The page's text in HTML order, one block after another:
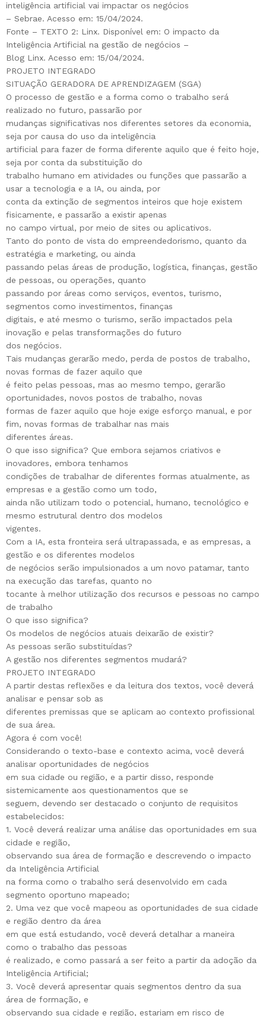
inteligência artificial vai impactar os negócios
– Sebrae. Acesso em: 15/04/2024.
Fonte – TEXTO 2: Linx. Disponível em: O impacto da
Inteligência Artificial na gestão de negócios –
Blog Linx. Acesso em: 15/04/2024.
PROJETO INTEGRADO
SITUAÇÃO GERADORA DE APRENDIZAGEM (SGA)
O processo de gestão e a forma como o trabalho será
realizado no futuro, passarão por
mudanças significativas nos diferentes setores da economia,
seja por causa do uso da inteligência
artificial para fazer de forma diferente aquilo que é feito hoje,
seja por conta da substituição do
trabalho humano em atividades ou funções que passarão a
usar a tecnologia e a IA, ou ainda, por
conta da extinção de segmentos inteiros que hoje existem
fisicamente, e passarão a existir apenas
no campo virtual, por meio de sites ou aplicativos.
Tanto do ponto de vista do empreendedorismo, quanto da
estratégia e marketing, ou ainda
passando pelas áreas de produção, logística, finanças, gestão
de pessoas, ou operações, quanto
passando por áreas como serviços, eventos, turismo,
segmentos como investimentos, finanças
digitais, e até mesmo o turismo, serão impactados pela
inovação e pelas transformações do futuro
dos negócios.
Tais mudanças gerarão medo, perda de postos de trabalho,
novas formas de fazer aquilo que
é feito pelas pessoas, mas ao mesmo tempo, gerarão
oportunidades, novos postos de trabalho, novas
formas de fazer aquilo que hoje exige esforço manual, e por
fim, novas formas de trabalhar nas mais
diferentes áreas.
O que isso significa? Que embora sejamos criativos e
inovadores, embora tenhamos
condições de trabalhar de diferentes formas atualmente, as
empresas e a gestão como um todo,
ainda não utilizam todo o potencial, humano, tecnológico e
mesmo estrutural dentro dos modelos
vigentes.
Com a IA, esta fronteira será ultrapassada, e as empresas, a
gestão e os diferentes modelos
de negócios serão impulsionados a um novo patamar, tanto
na execução das tarefas, quanto no
tocante à melhor utilização dos recursos e pessoas no campo
de trabalho
O que isso significa?
Os modelos de negócios atuais deixarão de existir?
As pessoas serão substituídas?
A gestão nos diferentes segmentos mudará?
PROJETO INTEGRADO
A partir destas reflexões e da leitura dos textos, você deverá
analisar e pensar sob as
diferentes premissas que se aplicam ao contexto profissional
de sua área.
Agora é com você!
Considerando o texto-base e contexto acima, você deverá
analisar oportunidades de negócios
em sua cidade ou região, e a partir disso, responde
sistemicamente aos questionamentos que se
seguem, devendo ser destacado o conjunto de requisitos
estabelecidos:
1. Você deverá realizar uma análise das oportunidades em sua
cidade e região,
observando sua área de formação e descrevendo o impacto
da Inteligência Artificial
na forma como o trabalho será desenvolvido em cada
segmento oportuno mapeado;
2. Uma vez que você mapeou as oportunidades de sua cidade
e região dentro da área
em que está estudando, você deverá detalhar a maneira
como o trabalho das pessoas
é realizado, e como passará a ser feito a partir da adoção da
Inteligência Artificial;
3. Você deverá apresentar quais segmentos dentro da sua
área de formação, e
observando sua cidade e região, estariam em risco de